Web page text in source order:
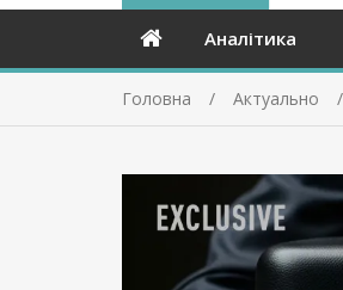
Аналітика
Головна Актуально